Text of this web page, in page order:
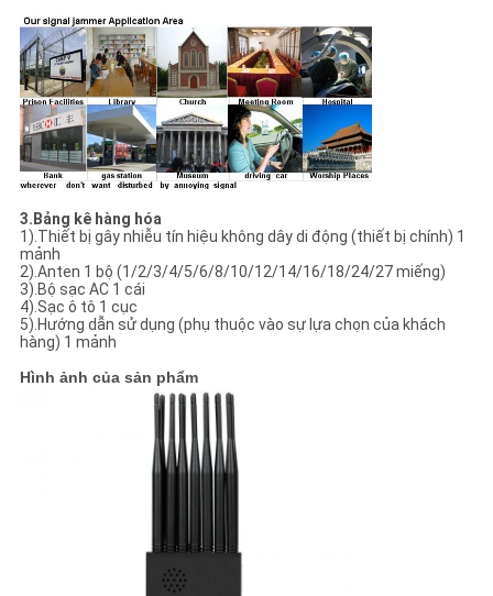
3. Bảng kê hàng hóa
1).Thiết bị gây nhiễu tín hiệu không dây di động (thiết bị chính) 1
mảnh
2).Anten 1 bộ (1/2/3/4/5/6/8/10/12/14/16/18/24/27 miếng)
3).Bộ sạc AC 1 cái
4).Sạc ô tô 1 cục
5).Hướng dẫn sử dụng (phụ thuộc vào sự lựa chọn của khách
hàng) 1 mảnh
Hình ảnh của sản phẩm